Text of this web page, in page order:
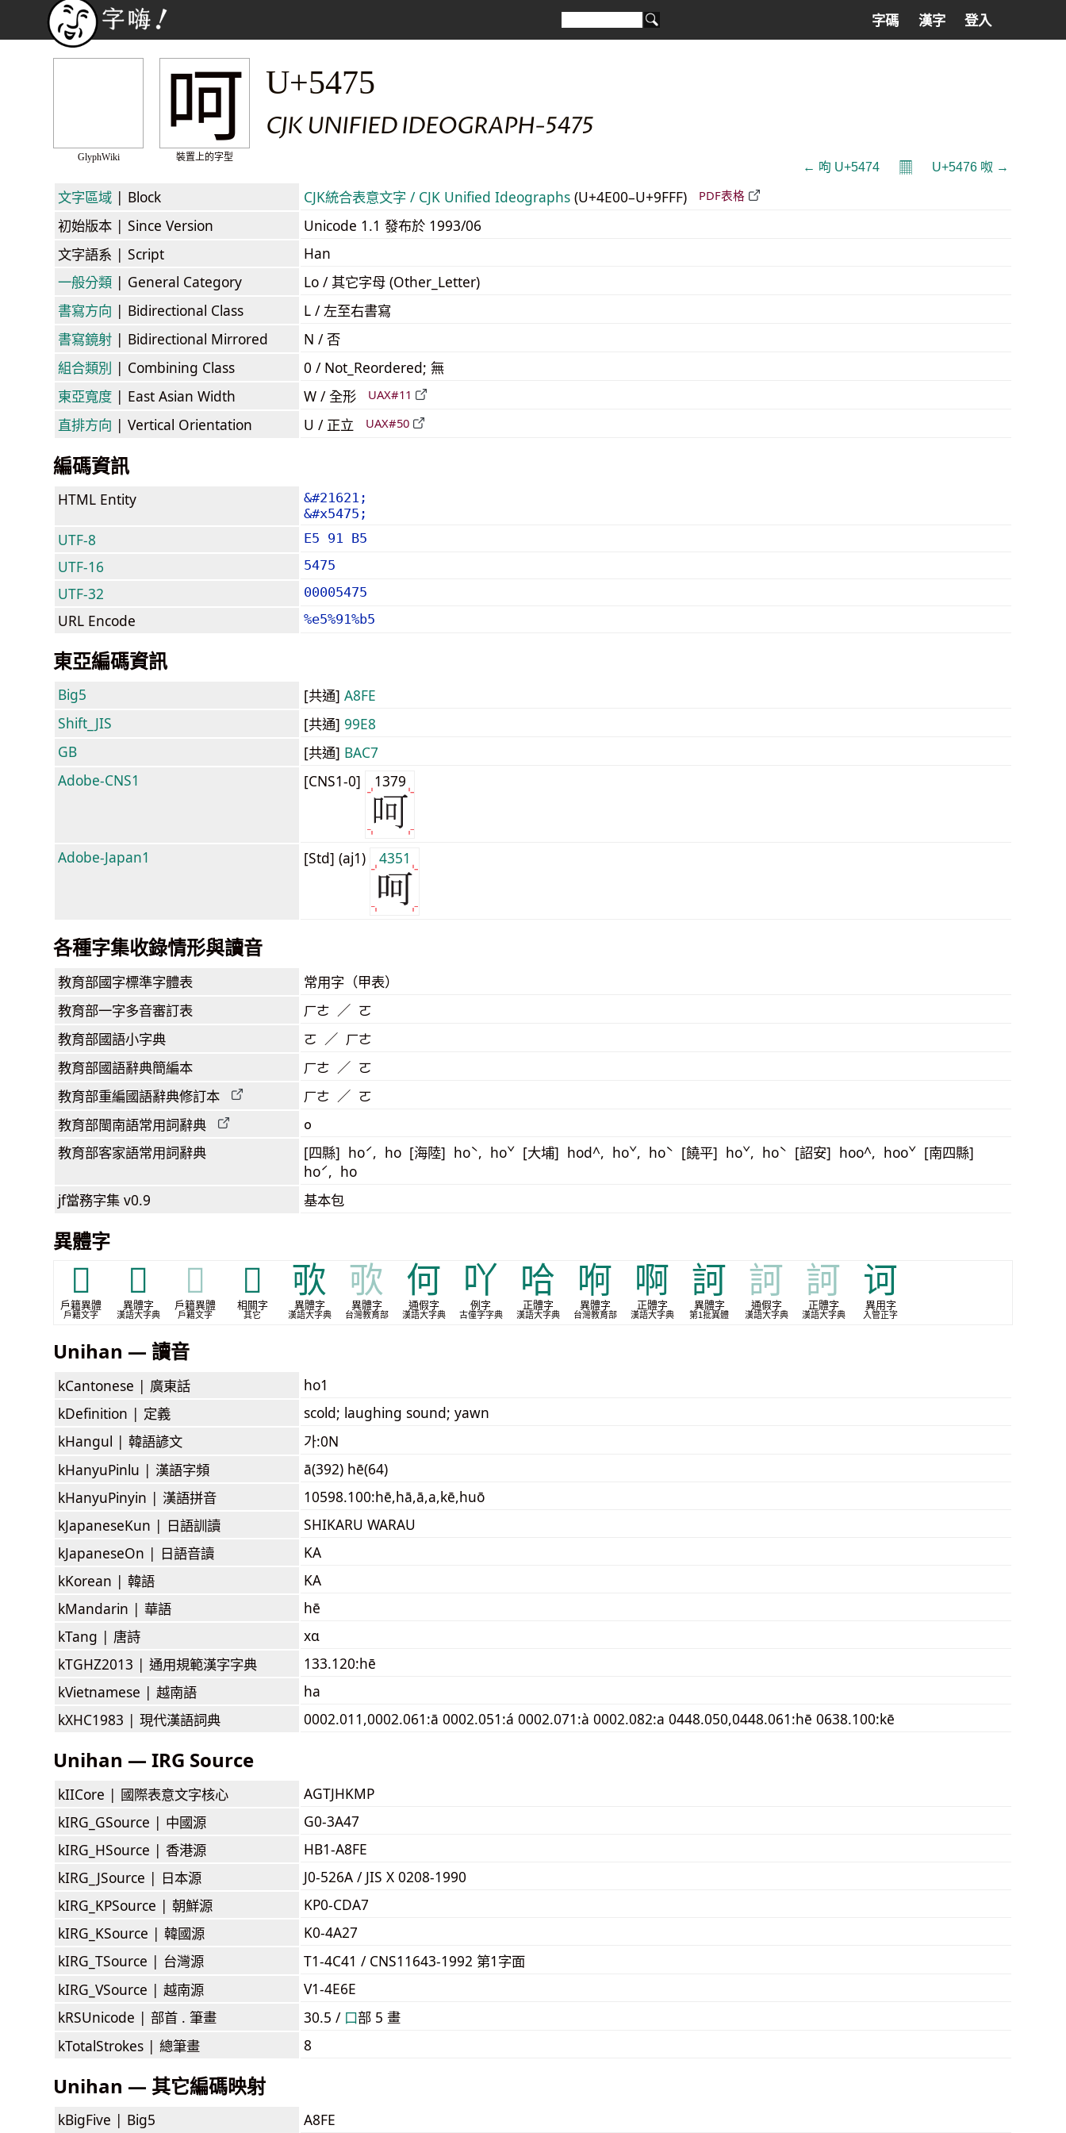
字碼 漢字 登入
GlyphWiki
呵
裝置上的字型
U+5475
CJK UNIFIED IDEOGRAPH-5475
← 呴 U+5474 𝄜 U+5476 呶 →
文字區域 | Block CJK統合表意文字 / CJK Unified Ideographs (U+4E00–U+9FFF) PDF表格
初始版本 | Since Version
Unicode 1.1 發布於 1993/06
文字語系 | Script
Han
一般分類 | General Category
Lo / 其它字母 (Other_Letter)
書寫方向 | Bidirectional Class
L / 左至右書寫
書寫鏡射 | Bidirectional Mirrored
N / 否
組合類別 | Combining Class
0 / Not_Reordered; 無
東亞寬度 | East Asian Width W / 全形 UAX#11
直排方向 | Vertical Orientation U / 正立 UAX#50
編碼資訊
HTML Entity
&#21621;
&#x5475;
UTF-8 E5 91 B5
UTF-16 5475
UTF-32 00005475
URL Encode %e5%91%b5
東亞編碼資訊
Big5 [共通] A8FE
Shift_JIS
[共通] 99E8
GB
[共通] BAC7
Adobe-CNS1
[CNS1-0] 1379
Adobe-Japan1 [Std] (aj1) 4351
各種字集收錄情形與讀音
教育部國字標準字體表 常用字（甲表）
教育部一字多音審訂表 ㄏㄜ ／ ㄛ
教育部國語小字典 ㄛ ／ ㄏㄜ
教育部國語辭典簡編本 ㄏㄜ ／ ㄛ
教育部重編國語辭典修訂本 ㄏㄜ ／ ㄛ
教育部閩南語常用詞辭典 o
教育部客家語常用詞辭典
[四縣] hoˊ, ho [海陸] hoˋ, hoˇ [大埔] hod^, hoˇ, hoˋ [饒平] hoˇ, hoˋ [詔安] hoo^, hooˇ [南四縣]
hoˊ, ho
jf當務字集 v0.9 基本包
異體字
𠀀
戶籍異體
戶籍文字
𧨂
異體字
漢語大字典
𧨂
戶籍異體
戶籍文字
𭇎
相關字
其它
㰤
異體字
漢語大字典
㰤
異體字
台灣教育部
何
通假字
漢語大字典
吖
例字
古僮字字典
哈
正體字
漢語大字典
哬
異體字
台灣教育部
啊
正體字
漢語大字典
訶
異體字
第1批異體
訶
通假字
漢語大字典
訶
正體字
漢語大字典
诃
異用字
入管正字
Unihan — 讀音
kCantonese | 廣東話
ho1
kDefinition | 定義
scold; laughing sound; yawn
kHangul | 韓語諺文
가:0N
kHanyuPinlu | 漢語字頻
ā(392) hē(64)
kHanyuPinyin | 漢語拼音
10598.100:hē,hā,ā,a,kē,huō
kJapaneseKun | 日語訓讀
SHIKARU WARAU
kJapaneseOn | 日語音讀
KA
kKorean | 韓語
KA
kMandarin | 華語
hē
kTang | 唐詩
xɑ
kTGHZ2013 | 通用規範漢字字典
133.120:hē
kVietnamese | 越南語
ha
kXHC1983 | 現代漢語詞典 0002.011,0002.061:ā 0002.051:á 0002.071:à 0002.082:a 0448.050,0448.061:hē 0638.100:kē
Unihan — IRG Source
kIICore | 國際表意文字核心
AGTJHKMP
kIRG_GSource | 中國源
G0-3A47
kIRG_HSource | 香港源
HB1-A8FE
kIRG_JSource | 日本源
J0-526A / JIS X 0208-1990
kIRG_KPSource | 朝鮮源
KP0-CDA7
kIRG_KSource | 韓國源
K0-4A27
kIRG_TSource | 台灣源
T1-4C41 / CNS11643-1992 第1字面
kIRG_VSource | 越南源
V1-4E6E
kRSUnicode | 部首 . 筆畫 30.5 / ⼝部 5 畫
kTotalStrokes | 總筆畫 8
Unihan — 其它編碼映射
kBigFive | Big5 A8FE